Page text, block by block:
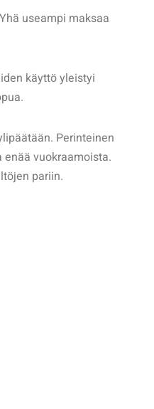
useampi maksaa
käyttö yleistyi
Perinteinen
vuokraamoista.
pariin.